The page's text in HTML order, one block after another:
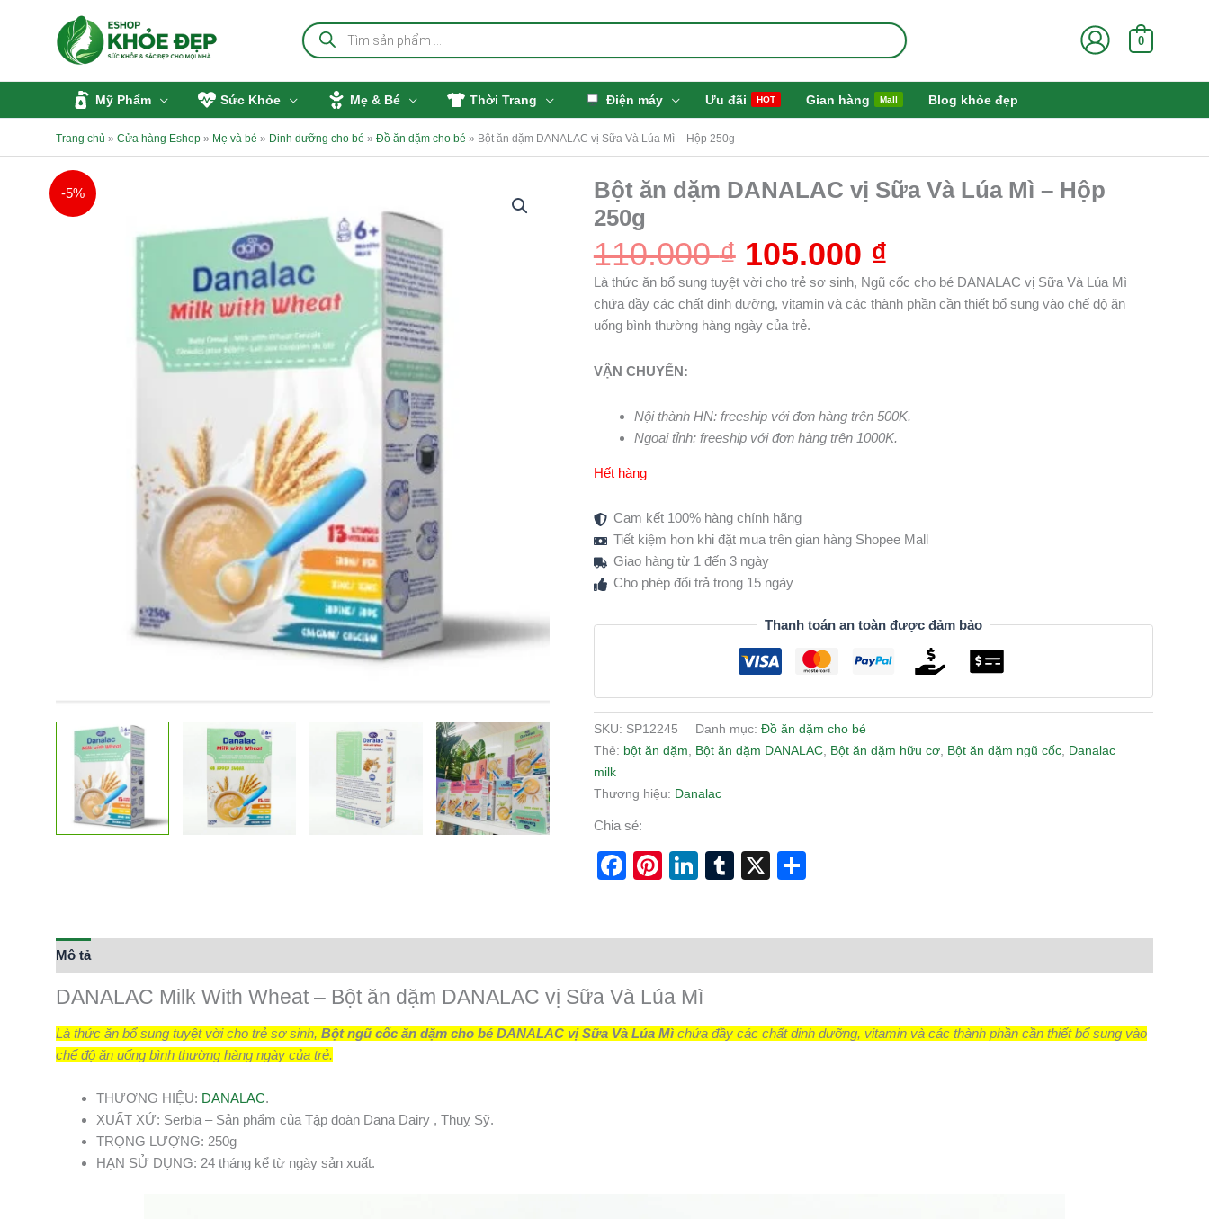
Tìm
kiếm
sản
0
Mỹ Phẩm Sức Khỏe Mẹ & Bé Thời Trang Điện máy Ưu đãi HOT Gian hàng Mall Blog khỏe đẹp
Trang chủ » Cửa hàng Eshop » Mẹ và bé » Dinh dưỡng cho bé » Đồ ăn dặm cho bé » Bột ăn dặm DANALAC vị Sữa Và Lúa Mì – Hộp 250g
-5%
Bột ăn dặm DANALAC vị Sữa Và Lúa Mì – Hộp
250g
110.000₫
Giá
gốc
110.000 ₫.
105.000 ₫
Giá
hiện
là:
105.000 ₫.
Là thức ăn bổ sung tuyệt vời cho trẻ sơ sinh, Ngũ cốc cho bé DANALAC vị Sữa Và Lúa Mì
chứa đầy các chất dinh dưỡng, vitamin và các thành phần cần thiết bổ sung vào chế độ ăn
uống bình thường hàng ngày của trẻ.
VẬN CHUYỂN:
Nội thành HN: freeship với đơn hàng trên 500K.
Ngoại tỉnh: freeship với đơn hàng trên 1000K.
Hết hàng
Cam kết 100% hàng chính hãng
Tiết kiệm hơn khi đặt mua trên gian hàng Shopee Mall
Giao hàng từ 1 đến 3 ngày
Cho phép đổi trả trong 15 ngày
Thanh toán an toàn được đảm bảo
SKU: SP12245 Danh mục: Đồ ăn dặm cho bé
Thẻ: bột ăn dặm Bột ăn dặm DANALAC, Bột ăn dặm hữu cơ, Bột ăn dặm ngũ cốc,
Danalac
milk
Thương hiệu: Danalac
Chia sẻ:
Facebook
Pinterest
LinkedIn
Tumblr
X
Mô tả
DANALAC Milk With Wheat – Bột ăn dặm DANALAC vị Sữa Và Lúa Mì
Là thức ăn bổ sung tuyệt vời cho trẻ sơ sinh, Bột ngũ cốc ăn dặm cho bé DANALAC vị Sữa Và Lúa Mì chứa đầy các chất dinh dưỡng, vitamin và các thành phần cần thiết bổ sung vào
chế độ ăn uống bình thường hàng ngày của trẻ.
THƯƠNG HIỆU: DANALAC.
XUẤT XỨ: Serbia – Sản phẩm của Tập đoàn Dana Dairy , Thuỵ Sỹ.
TRỌNG LƯỢNG: 250g
HẠN SỬ DỤNG: 24 tháng kể từ ngày sản xuất.